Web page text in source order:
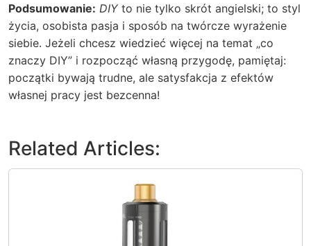
Podsumowanie: DIY to nie tylko skrót angielski; to styl
życia, osobista pasja i sposób na twórcze wyrażenie
siebie. Jeżeli chcesz wiedzieć więcej na temat „co
znaczy DIY” i rozpocząć własną przygodę, pamiętaj:
początki bywają trudne, ale satysfakcja z efektów
własnej pracy jest bezcenna!
Related Articles: